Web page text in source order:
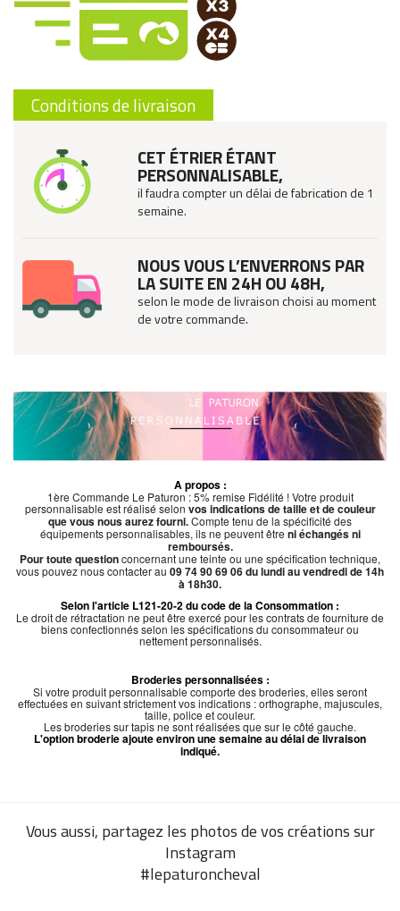
Conditions de livraison
CET ÉTRIER ÉTANT
PERSONNALISABLE,
il faudra compter un délai de fabrication de 1
semaine.
NOUS VOUS L’ENVERRONS PAR
LA SUITE EN 24H OU 48H,
selon le mode de livraison choisi au moment
de votre commande.
A propos :
1ère Commande Le Paturon : 5% remise Fidélité ! Votre produit
personnalisable est réalisé selon vos indications de taille et de couleur
que vous nous aurez fourni.Compte tenu de la spécificité des
équipements personnalisables, ils ne peuvent être ni échangés ni
remboursés.
Pour toute questionconcernant une teinte ou une spécification technique,
vous pouvez nous contacter au 09 74 90 69 06 du lundi au vendredi de 14h
à 18h30.
Selon l'article L121-20-2 du code de la Consommation :
Le droit de rétractation ne peut être exercé pour les contrats de fourniture de
biens confectionnés selon les spécifications du consommateur ou
nettement personnalisés.
Broderies personnalisées :
Si votre produit personnalisable comporte des broderies, elles seront
effectuées en suivant strictement vos indications : orthographe, majuscules,
taille, police et couleur.
Les broderies sur tapis ne sont réalisées que sur le côté gauche.
L'option broderie ajoute environ une semaine au délai de livraison
indiqué.
Vous aussi, partagez les photos de vos créations sur
Instagram
#lepaturoncheval